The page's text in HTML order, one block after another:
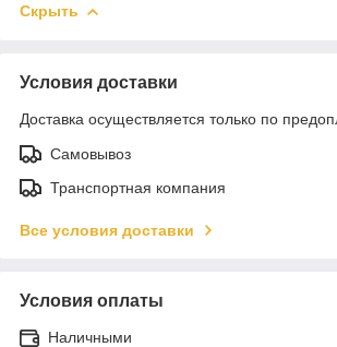
Скрыть
Условия доставки
Доставка осуществляется только по
Самовывоз
Транспортная компания
Все условия доставки
Условия оплаты
Наличными